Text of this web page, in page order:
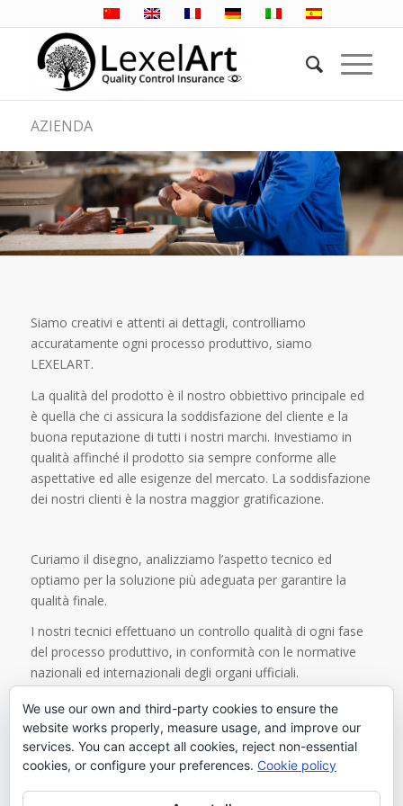
AZIENDA
Siamo creativi e attenti ai dettagli, controlliamo
accuratamente ogni processo produttivo, siamo
LEXELART.
La qualità del prodotto è il nostro obbiettivo principale ed
è quella che ci assicura la soddisfazione del cliente e la
buona reputazione di tutti i nostri marchi. Investiamo in
qualità affinché il prodotto sia sempre conforme alle
aspettative ed alle esigenze del mercato. La soddisfazione
dei nostri clienti è la nostra maggior gratificazione.
Curiamo il disegno, analizziamo l’aspetto tecnico ed
optiamo per la soluzione più adeguata per garantire la
qualità finale.
I nostri tecnici effettuano un controllo qualità di ogni fase
del processo produttivo, in conformità con le normative
nazionali ed internazionali degli organi ufficiali.
Lexelart, analizza, controlla ed accresce il potenziale di
qualsiasi prodotto.
We use our own and third-party cookies to ensure the
website works properly, measure usage, and improve our
services. You can accept all cookies, reject non-essential
cookies, or configure your preferences. Cookie policy